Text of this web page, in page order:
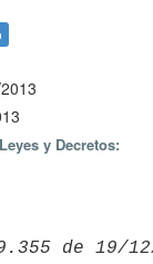
y Decretos:
de 19/